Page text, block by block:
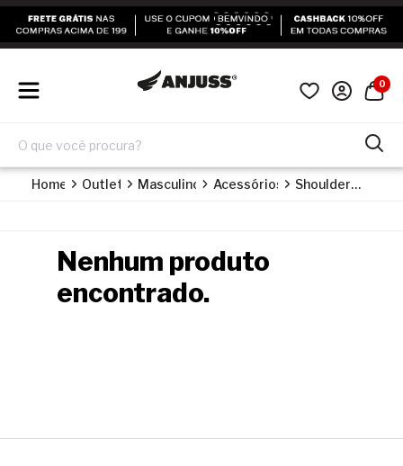
0
Home Outlet Masculino Acessórios
Shoulder
Nenhum produto
encontrado.